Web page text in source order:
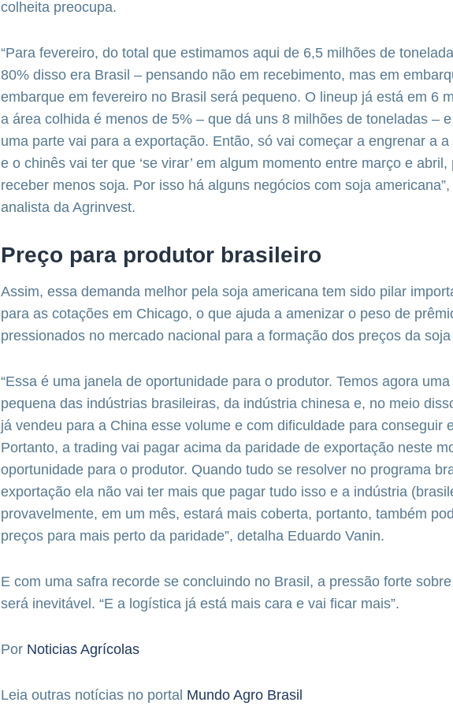
colheita preocupa.
“Para fevereiro, do total que estimamos aqui de 6,5 milhões de
80% disso era Brasil – pensando não em recebimento, mas em
embarque em fevereiro no Brasil será pequeno. O lineup já está em 6
a área colhida é menos de 5% – que dá uns 8 milhões de toneladas –
uma parte vai para a exportação. Então, só vai começar a engrenar a
e o chinês vai ter que ‘se virar’ em algum momento entre março e abril,
receber menos soja. Por isso há alguns negócios com soja
analista da Agrinvest.
Preço para produtor brasileiro
Assim, essa demanda melhor pela soja americana tem sido pilar
para as cotações em Chicago, o que ajuda a amenizar o peso de
pressionados no mercado nacional para a formação dos preços da
“Essa é uma janela de oportunidade para o produtor. Temos agora
pequena das indústrias brasileiras, da indústria chinesa e, no meio
já vendeu para a China esse volume e com dificuldade para conseguir
Portanto, a trading vai pagar acima da paridade de exportação neste
oportunidade para o produtor. Quando tudo se resolver no programa
exportação ela não vai ter mais que pagar tudo isso e a indústria
provavelmente, em um mês, estará mais coberta, portanto, também
preços para mais perto da paridade”, detalha Eduardo Vanin.
E com uma safra recorde se concluindo no Brasil, a pressão forte
será inevitável. “E a logística já está mais cara e vai ficar mais”.
Por Noticias Agrícolas
Leia outras notícias no portal Mundo Agro Brasil